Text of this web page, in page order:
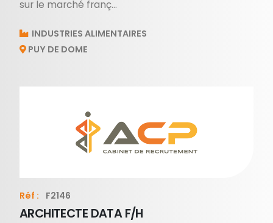
sur le marché franç...
INDUSTRIES ALIMENTAIRES
PUY DE DOME
Réf : F2146
ARCHITECTE DATA F/H